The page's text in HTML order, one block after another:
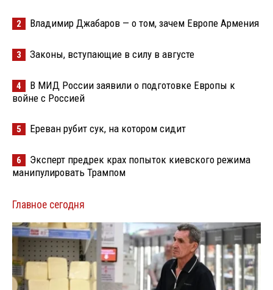
2 Владимир Джабаров — о том, зачем Европе Армения
3 Законы, вступающие в силу в августе
4
В МИД России заявили о подготовке Европы к
войне с Россией
5 Ереван рубит сук, на котором сидит
6
Эксперт предрек крах попыток киевского режима
манипулировать Трампом
Главное сегодня